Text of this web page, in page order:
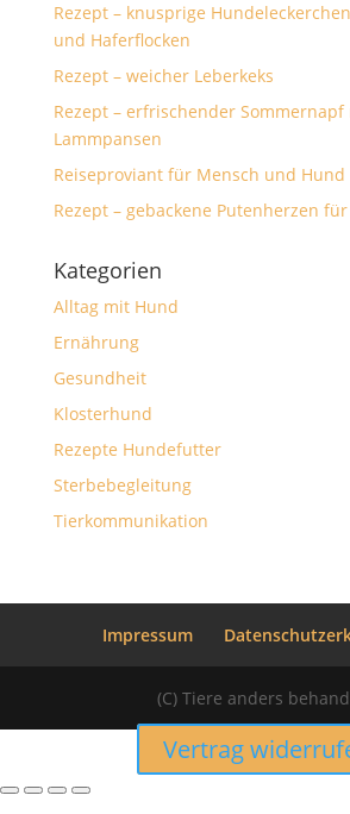
Rezept – knusprige
und Haferflocken
Rezept – weicher Leberkeks
Rezept – erfrischender Sommernapf
Lammpansen
Reiseproviant für Mensch und Hund
Rezept – gebackene Putenherzen
Kategorien
Alltag mit Hund
Ernährung
Gesundheit
Klosterhund
Rezepte Hundefutter
Sterbebegleitung
Tierkommunikation
Impressum
(C) Tiere anders
Vertrag